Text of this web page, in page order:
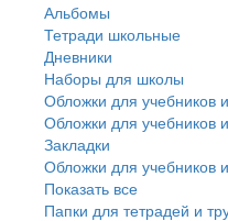
Альбомы
Тетради школьные
Дневники
Наборы для школы
Обложки для учебников
Обложки для учебников
Закладки
Обложки для учебников
Показать все
Папки для тетрадей и